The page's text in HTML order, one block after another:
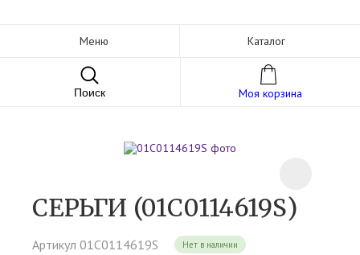
Меню Каталог
Поиск Моя корзина
СЕРЬГИ (01С0114619S)
Артикул 01С0114619S Нет в наличии